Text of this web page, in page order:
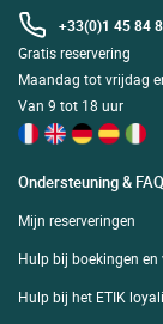
+33(0)1 45 84
Gratis reservering
Maandag tot vrijdag
Van 9 tot 18 uur
Ondersteuning & FAQ
Mijn reserveringen
Hulp bij boekingen en
Hulp bij het ETIK